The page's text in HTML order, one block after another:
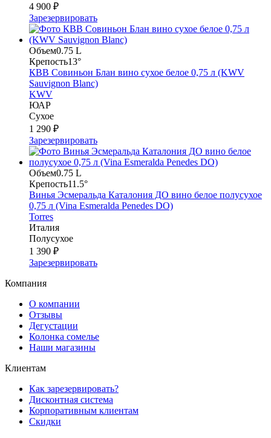
4 900 ₽
Зарезервировать
Объем0.75 L
Крепость13°
КВВ Совиньон Блан вино сухое белое 0,75 л (KWV
Sauvignon Blanc)
KWV
ЮАР
Сухое
1 290 ₽
Зарезервировать
Объем0.75 L
Крепость11.5°
Винья Эсмеральда Каталония ДО вино белое полусухое
0,75 л (Vina Esmeralda Penedes DO)
Torres
Италия
Полусухое
1 390 ₽
Зарезервировать
Компания
О компании
Отзывы
Дегустации
Колонка сомелье
Наши магазины
Клиентам
Как зарезервировать?
Дисконтная система
Корпоративным клиентам
Скидки